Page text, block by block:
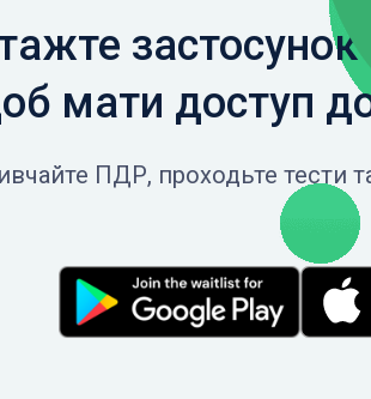
мати доступ до
ПДР, проходьте тести